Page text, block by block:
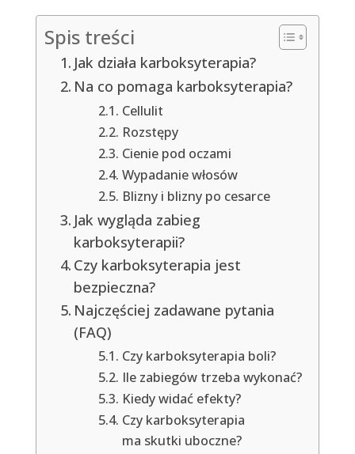
Spis treści
Jak działa karboksyterapia?
Na co pomaga karboksyterapia?
Cellulit
Rozstępy
Cienie pod oczami
Wypadanie włosów
Blizny i blizny po cesarce
Jak wygląda zabieg
karboksyterapii?
Czy karboksyterapia jest
bezpieczna?
Najczęściej zadawane pytania
(FAQ)
Czy karboksyterapia boli?
Ile zabiegów trzeba wykonać?
Kiedy widać efekty?
Czy karboksyterapia
ma skutki uboczne?